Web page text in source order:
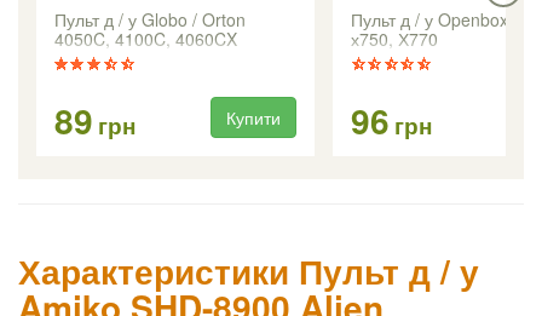
Пульт д / у Globo / Orton
4050C, 4100C, 4060CX
89 грн Купити
Пульт д / у Openbox
х750, Х770
96 грн
Характеристики Пульт д / у